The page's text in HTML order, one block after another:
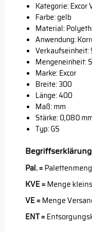
Kategorie: Excor
Farbe: gelb
Material:
Anwendung:
Verkaufseinheit:
Mengeneinheit:
Marke:Excor
Breite: 300
Länge: 400
Maß: mm
Stärke: 0,080
Typ: GS
Begriffserklärung
Pal. =
KVE =Menge
VE =Menge
ENT =